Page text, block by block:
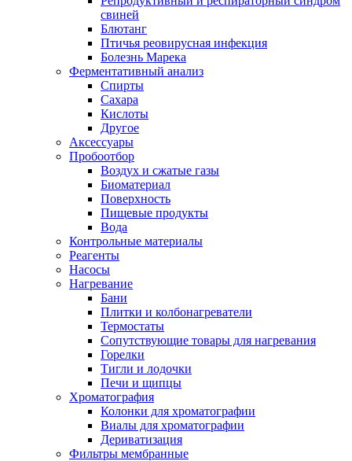
свиней
Блютанг
Птичья реовирусная инфекция
Болезнь Марека
Ферментативный анализ
Спирты
Сахара
Кислоты
Другое
Аксессуары
Пробоотбор
Воздух и сжатые газы
Биоматериал
Поверхность
Пищевые продукты
Вода
Контрольные материалы
Реагенты
Насосы
Нагревание
Бани
Плитки и колбонагреватели
Термостаты
Сопутствующие товары для нагревания
Горелки
Тигли и лодочки
Печи и щипцы
Хроматография
Колонки для хроматографии
Виалы для хроматографии
Дериватизация
Фильтры мембранные